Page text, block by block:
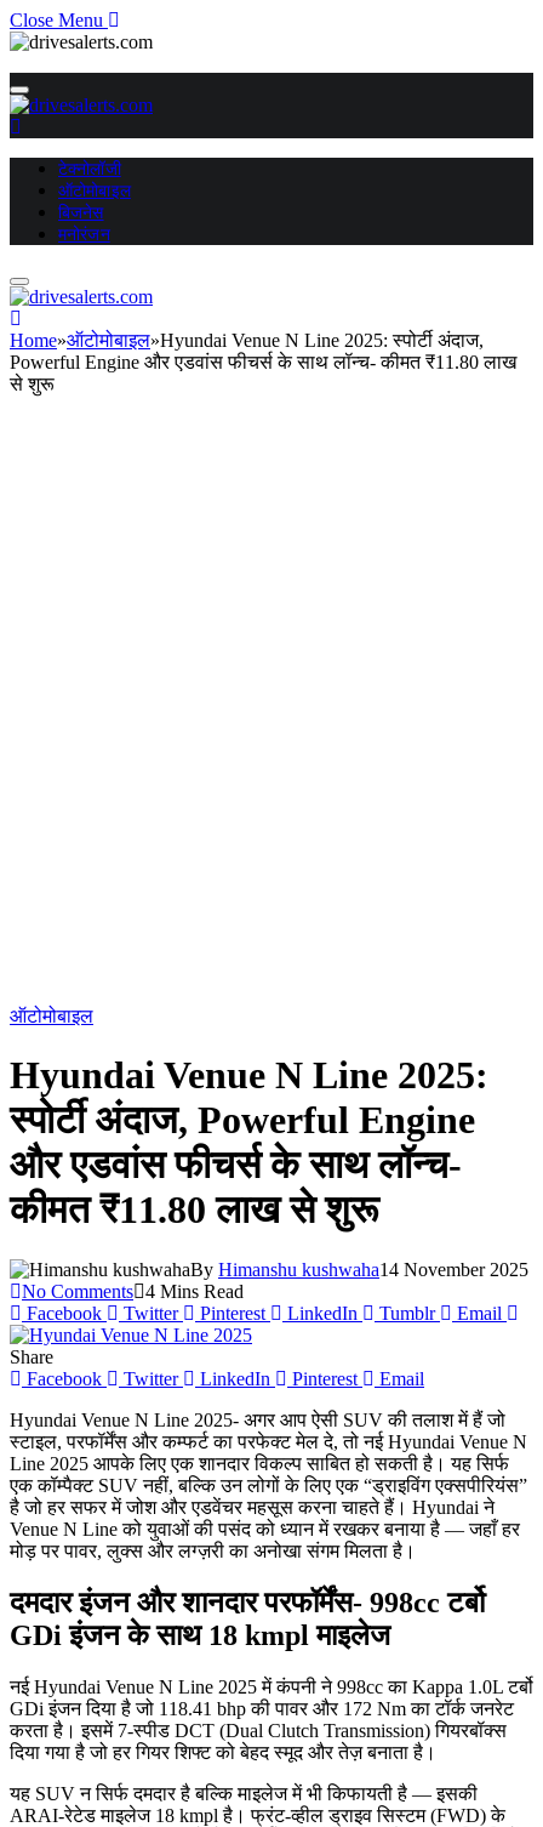
Close Menu
टेक्नोलॉजी
ऑटोमोबाइल
बिजनेस
मनोरंजन
Home»ऑटोमोबाइल»Hyundai Venue N Line 2025: स्पोर्टी अंदाज,
Powerful Engine और एडवांस फीचर्स के साथ लॉन्च- कीमत ₹11.80 लाख
से शुरू
ऑटोमोबाइल
Hyundai Venue N Line 2025:
स्पोर्टी अंदाज, Powerful Engine
और एडवांस फीचर्स के साथ लॉन्च-
कीमत ₹11.80 लाख से शुरू
By Himanshu kushwaha14 November 2025
No Comments 4 Mins Read
Facebook
Twitter Pinterest LinkedIn Tumblr Email
Share
Facebook
Twitter LinkedIn Pinterest
Email
Hyundai Venue N Line 2025- अगर आप ऐसी SUV की तलाश में हैं जो
स्टाइल, परफॉर्मेंस और कम्फर्ट का परफेक्ट मेल दे, तो नई Hyundai Venue N
Line 2025 आपके लिए एक शानदार विकल्प साबित हो सकती है। यह सिर्फ
एक कॉम्पैक्ट SUV नहीं, बल्कि उन लोगों के लिए एक “ड्राइविंग एक्सपीरियंस”
है जो हर सफर में जोश और एडवेंचर महसूस करना चाहते हैं। Hyundai ने
Venue N Line को युवाओं की पसंद को ध्यान में रखकर बनाया है — जहाँ हर
मोड़ पर पावर, लुक्स और लग्ज़री का अनोखा संगम मिलता है।
दमदार इंजन और शानदार परफॉर्मेंस- 998cc टर्बो
GDi इंजन के साथ 18 kmpl माइलेज
नई Hyundai Venue N Line 2025 में कंपनी ने 998cc का Kappa 1.0L टर्बो
GDi इंजन दिया है जो 118.41 bhp की पावर और 172 Nm का टॉर्क जनरेट
करता है। इसमें 7-स्पीड DCT (Dual Clutch Transmission) गियरबॉक्स
दिया गया है जो हर गियर शिफ्ट को बेहद स्मूद और तेज़ बनाता है।
यह SUV न सिर्फ दमदार है बल्कि माइलेज में भी किफायती है — इसकी
ARAI-रेटेड माइलेज 18 kmpl है। फ्रंट-व्हील ड्राइव सिस्टम (FWD) के